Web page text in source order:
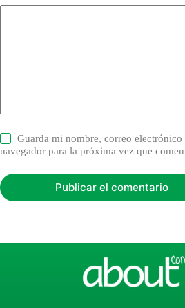
Guarda mi nombre, correo electrónico
navegador para la próxima vez que
Publicar el comentario